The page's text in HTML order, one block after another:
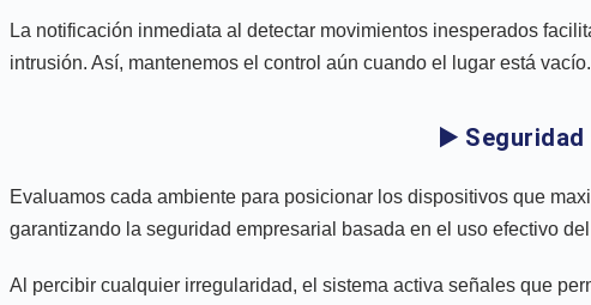
La notificación inmediata al detectar movimientos inesperados
intrusión. Así, mantenemos el control aún cuando el lugar está vacío.
▶️ Seguridad
Evaluamos cada ambiente para posicionar los dispositivos que
garantizando la seguridad empresarial basada en el uso efectivo
Al percibir cualquier irregularidad, el sistema activa señales que